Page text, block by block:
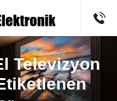
Televizyon